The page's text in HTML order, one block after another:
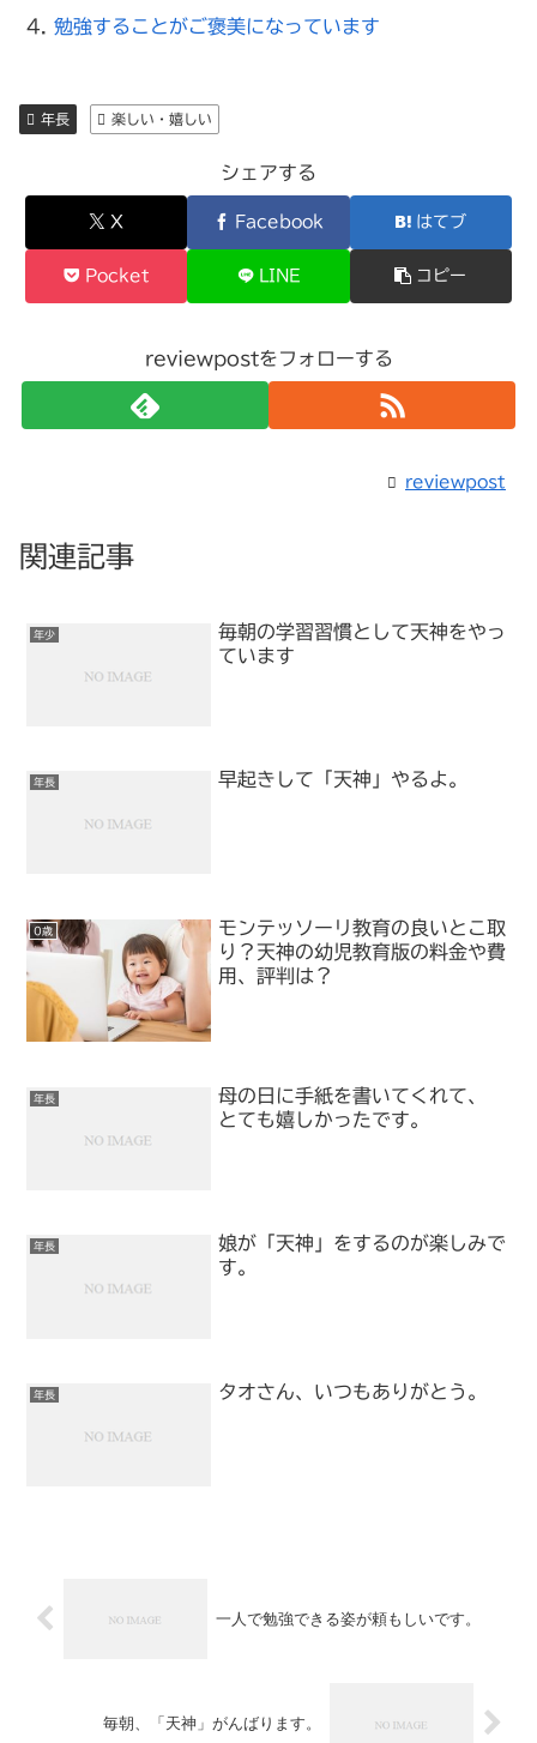
勉強することがご褒美になっています
年長 楽しい・嬉しい
シェアする
X Facebook はてブ
Pocket LINE コピー
reviewpostをフォローする
reviewpost
関連記事
年少
毎朝の学習習慣として天神をやっ
ています
年長 早起きして「天神」やるよ。
0歳
モンテッソーリ教育の良いとこ取
り？天神の幼児教育版の料金や費
用、評判は？
年長
母の日に手紙を書いてくれて、
とても嬉しかったです。
年長
娘が「天神」をするのが楽しみで
す。
年長 タオさん、いつもありがとう。
一人で勉強できる姿が頼もしいです。
毎朝、「天神」がんばります。